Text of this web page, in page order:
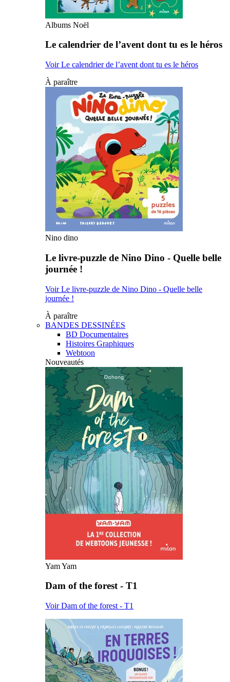
Albums Noël
Le calendrier de l’avent dont tu es le héros
Voir Le calendrier de l’avent dont tu es le héros
À paraître
Nino dino
Le livre-puzzle de Nino Dino - Quelle belle
journée !
Voir Le livre-puzzle de Nino Dino - Quelle belle
journée !
À paraître
BANDES DESSINÉES
BD Documentaires
Histoires Graphiques
Webtoon
Nouveautés
Yam Yam
Dam of the forest - T1
Voir Dam of the forest - T1